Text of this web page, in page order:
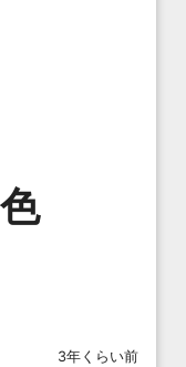
3年くらい前